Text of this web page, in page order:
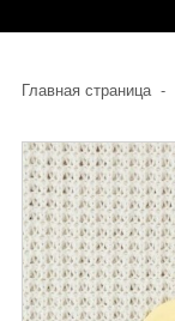
Главная страница -